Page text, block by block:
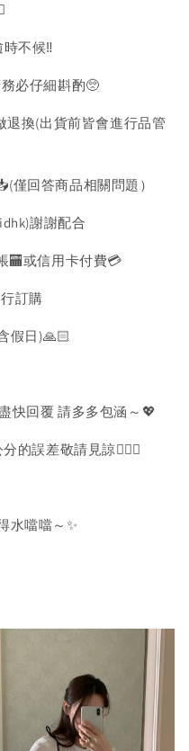
時不候‼️
必仔細斟酌🥺
退換(出貨前皆會進行品管
僅回答商品相關問題）
謝謝配合
🏧或信用卡付費💳
訂購
假日)🙏🏻
快回覆 請多多包涵～💖
的誤差敬請見諒🙇🏻‍♀️
水噹噹～✨